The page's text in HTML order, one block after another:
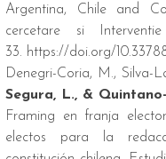
Argentina, Chile and
cercetare si
33. https://doi.org/
Denegri-Coria, M., Silva-
Segura, L., &
Framing en franja
electos para la